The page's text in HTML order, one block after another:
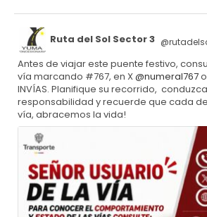
Ruta del Sol Sector 3
Antes de viajar este puente festivo,
vía marcando #767, en X@numeral767
INVÍAS. Planifique su recorrido,
responsabilidad y recuerde que cada
vía, abracemos la vida!